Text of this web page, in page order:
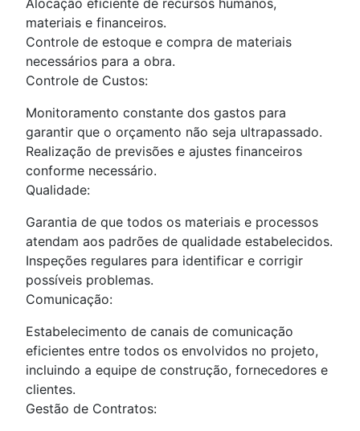
Alocação eficiente de recursos humanos,
materiais e financeiros.
Controle de estoque e compra de materiais
necessários para a obra.
Controle de Custos:
Monitoramento constante dos gastos para
garantir que o orçamento não seja ultrapassado.
Realização de previsões e ajustes financeiros
conforme necessário.
Qualidade:
Garantia de que todos os materiais e processos
atendam aos padrões de qualidade estabelecidos.
Inspeções regulares para identificar e corrigir
possíveis problemas.
Comunicação:
Estabelecimento de canais de comunicação
eficientes entre todos os envolvidos no projeto,
incluindo a equipe de construção, fornecedores e
clientes.
Gestão de Contratos: